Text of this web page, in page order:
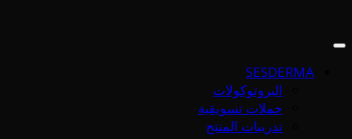
SESDERMA
البروتوكولات
حملات تسويقية
تدريبات المنتج